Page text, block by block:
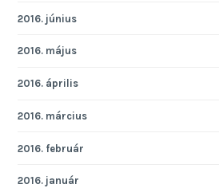
2016. június
2016. május
2016. április
2016. március
2016. február
2016. január